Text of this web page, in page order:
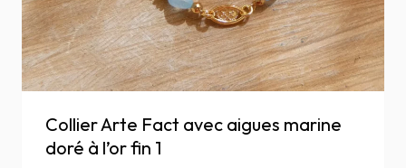
Collier Arte Fact avec aigues marine
doré à l’or fin 1